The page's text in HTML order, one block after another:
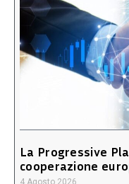
La Progressive
cooperazione
4 Agosto 2026